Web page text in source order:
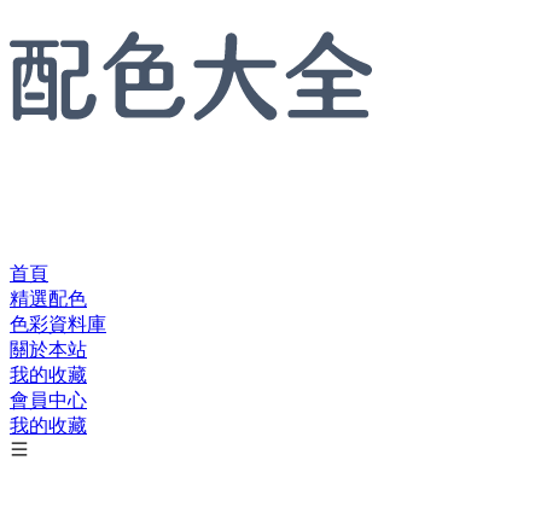
首頁
精選配色
色彩資料庫
關於本站
我的收藏
會員中心
我的收藏